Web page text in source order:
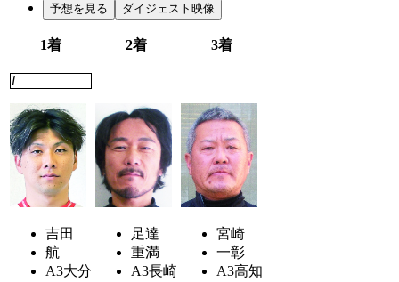
予想を見る ダイジェスト映像
1着 2着 3着
1
吉田
航
A3大分
足達
重満
A3長崎
宮崎
一彰
A3高知